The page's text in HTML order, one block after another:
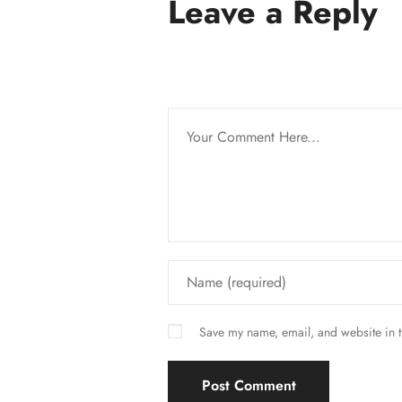
Leave a Reply
Save my name, email, and website